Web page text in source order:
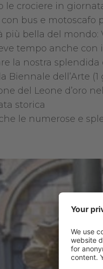
le crociere in
bus e motoscafo
bella del mondo:
tempo anche con
la nostra
Biennale dell’Arte
del Leone d’oro
storica
le numerose e